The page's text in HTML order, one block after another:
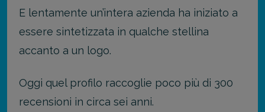
E lentamente un’intera azienda ha iniziato a
essere sintetizzata in qualche stellina
accanto a un logo.
Oggi quel profilo raccoglie poco più di 300
recensioni in circa sei anni.